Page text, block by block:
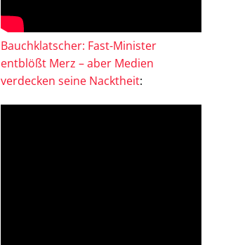
Bauchklatscher: Fast-Minister
entblößt Merz – aber Medien
verdecken seine Nacktheit: